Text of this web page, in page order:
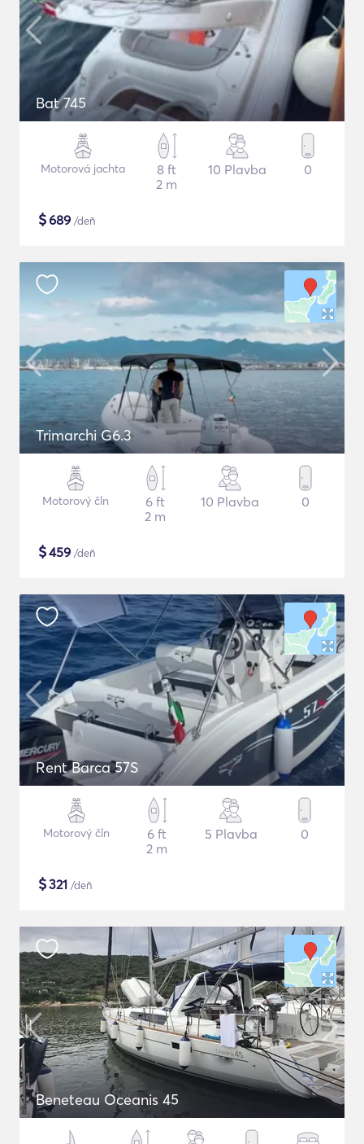
Bat 745
Motorová jachta
8 ft
2 m
10 Plavba 0
$689 /deň
Trimarchi G6.3
Motorový čln
6 ft
2 m
10 Plavba 0
$459 /deň
Rent Barca 57S
Motorový čln
6 ft
2 m
5 Plavba 0
$321 /deň
Beneteau Oceanis 45